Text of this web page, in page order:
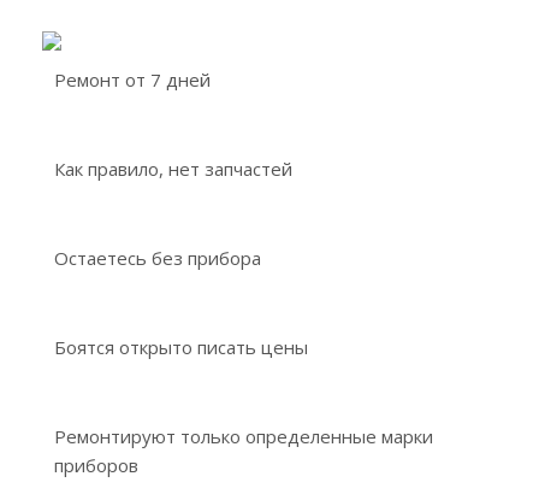
Ремонт от 7 дней
Как правило, нет запчастей
Остаетесь без прибора
Боятся открыто писать цены
Ремонтируют только определенные марки
приборов